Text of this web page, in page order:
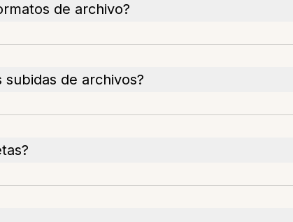
de archivo?
de archivos?